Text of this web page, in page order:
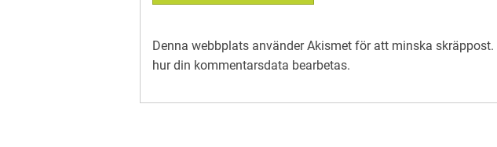
Denna webbplats använder Akismet för att minska skräppost.
hur din kommentarsdata bearbetas.